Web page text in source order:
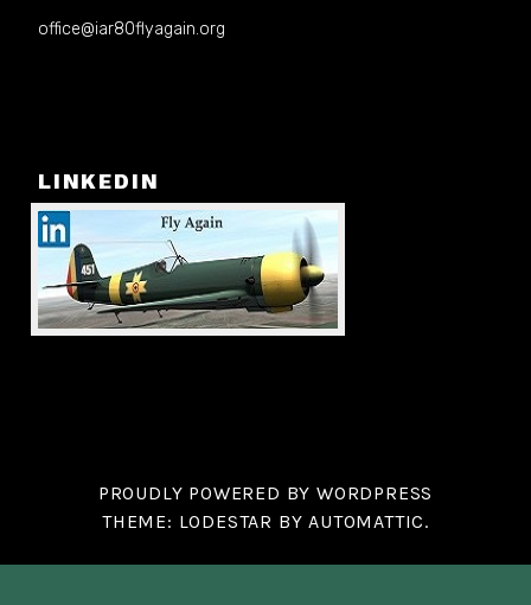
office@iar80flyagain.org
LINKEDIN
PROUDLY POWERED BY WORDPRESS
THEME: LODESTAR BYAUTOMATTIC.